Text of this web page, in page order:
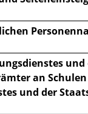
und
an
und der